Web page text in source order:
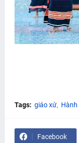
Tags: giáo xứ
Facebook